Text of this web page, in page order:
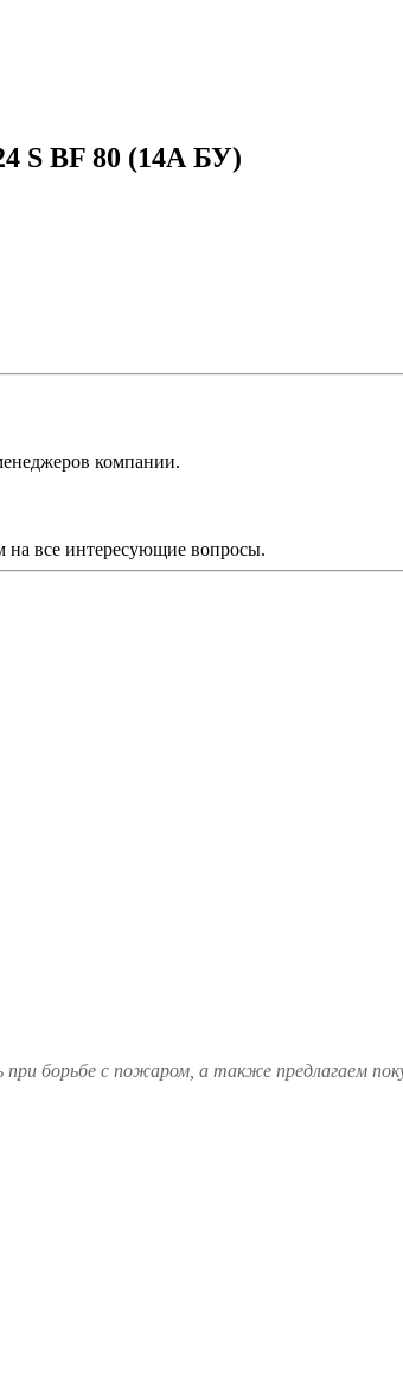
S BF 80 (14А БУ)
компании.
на все интересующие вопросы.
борьбе с пожаром, а также предлагаем